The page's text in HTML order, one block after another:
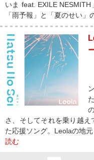
いま feat. EXILE
「雨予報」と「夏のせい」
さ、そしてそれを乗り越
た応援ソング。Leolaの地
読む